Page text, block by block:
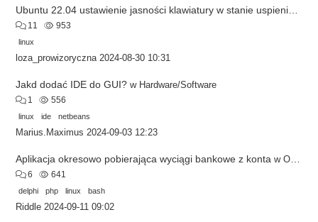
w
11
953
linux
loza_prowizoryczna 2024-08-30 10:31
Jakd dodać IDE do GUI? w Hardware/Software
1
556
linux
ide netbeans
Marius.Maximus 2024-09-03 12:23
Aplikacja okresowo pobierająca wyciągi bankowe z konta w Ogłoszenia drobne
6
641
delphi
php linux bash
Riddle 2024-09-11 09:02